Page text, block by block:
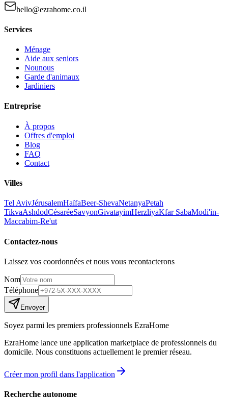
hello@ezrahome.co.il
Services
Ménage
Aide aux seniors
Nounous
Garde d'animaux
Jardiniers
Entreprise
À propos
Offres d'emploi
Blog
FAQ
Contact
Villes
Tel AvivJérusalemHaïfaBeer-ShevaNetanyaPetah
TikvaAshdodCésaréeSavyonGivatayimHerzliyaKfar SabaModi'in-
Maccabim-Re'ut
Contactez-nous
Laissez vos coordonnées et nous vous recontacterons
Nom
Téléphone
Envoyer
Soyez parmi les premiers professionnels EzraHome
EzraHome lance une application marketplace de professionnels du
domicile. Nous constituons actuellement le premier réseau.
Créer mon profil dans l'application
Recherche autonome